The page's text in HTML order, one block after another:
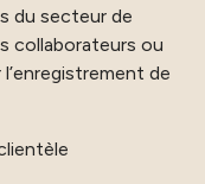
du secteur de
collaborateurs ou
de